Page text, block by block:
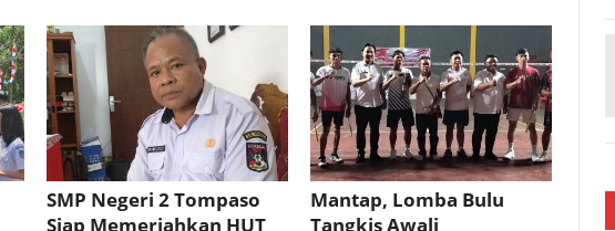
SMP Negeri 2 Tompaso
Siap Memeriahkan HUT
Mantap, Lomba Bulu
Tangkis Awali